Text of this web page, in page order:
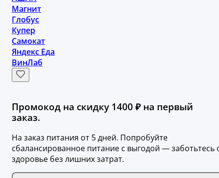
Магнит
Глобус
Купер
Самокат
Яндекс Еда
ВинЛаб
Промокод на скидку 1400 ₽ на первый
заказ.
На заказ питания от 5 дней. Попробуйте
сбалансированное питание с выгодой — заботьтесь
здоровье без лишних затрат.